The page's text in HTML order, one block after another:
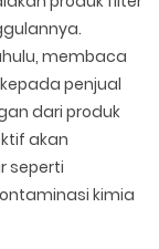
membaca
penjual
dari produk
akan
seperti
kimia